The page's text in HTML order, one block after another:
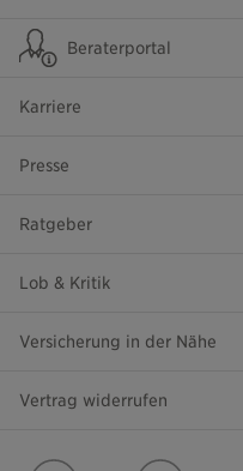
Beraterportal
Karriere
Presse
Ratgeber
Lob & Kritik
Versicherung in der Nähe
Vertrag widerrufen